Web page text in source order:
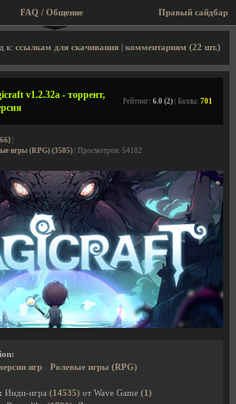
Правый сайдбар
FAQ / Общение
игры, торрент, скриншоты, видео
к: ссылкам для скачивания комментариям (22 шт.)
v1.2.32a - торрент,
Рейтинг: 6.0 (2) | Баллы: 701
игры (RPG) (3505) | Просмотров: 54102
игр
Ролевые игры (RPG)
Инди-игра (14535) от Wave Game (1)